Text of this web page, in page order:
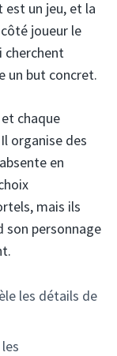
est un jeu, et la
joueur le
cherchent
un but concret.
chaque
organise des
en
mais ils
son personnage
les détails de